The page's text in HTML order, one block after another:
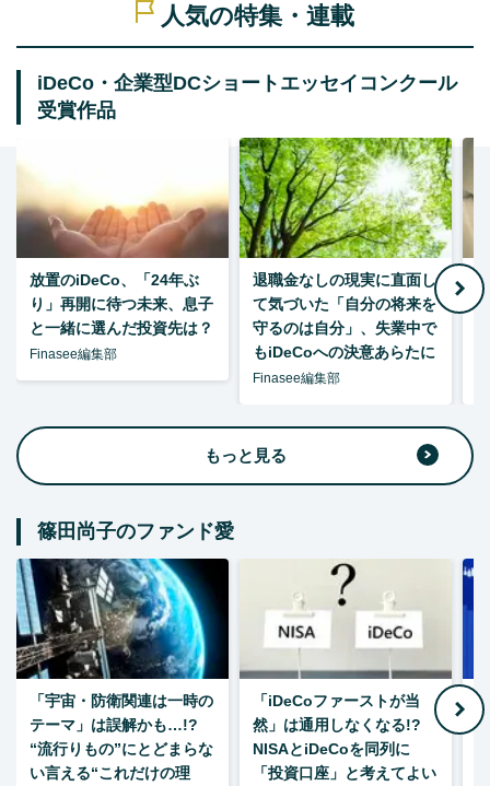
人気の特集・連載
iDeCo・企業型DCショートエッセイコンクール
受賞作品
放置のiDeCo、「24年ぶ
り」再開に待つ未来、息子
と一緒に選んだ投資先は？
Finasee編集部
退職金なしの現実に直面し
て気づいた「自分の将来を
守るのは自分」、失業中で
もiDeCoへの決意あらたに
Finasee編集部
もっと見る
篠田尚子のファンド愛
「宇宙・防衛関連は一時の
テーマ」は誤解かも…!?
“流行りもの”にとどまらな
い言える“これだけの理
「iDeCoファーストが当
然」は通用しなくなる!?
NISAとiDeCoを同列に
「投資口座」と考えてよい